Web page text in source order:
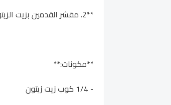
**2. مقشر القدمين بزيت الزيتون والشوفان**
**مكونات:**
- 1/4 كوب زيت زيتون